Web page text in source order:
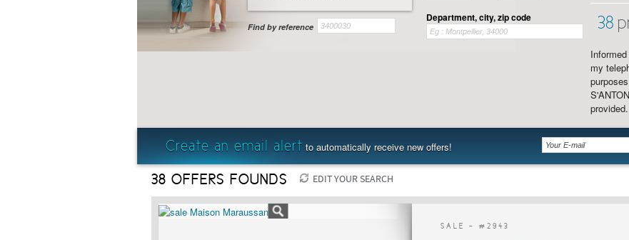
Find by reference
Department, city, zip code 38
my
provided.
Create an email alert to automatically receive new offers!
38 OFFERS FOUNDS EDIT YOUR SEARCH
SALE - # 2943